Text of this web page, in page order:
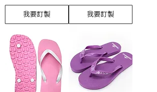
我要訂製 我要訂製